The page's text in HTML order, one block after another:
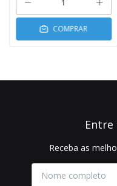
COMPRAR
Entre
Receba as